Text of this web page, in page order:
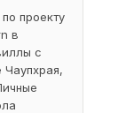
проекту
в
с